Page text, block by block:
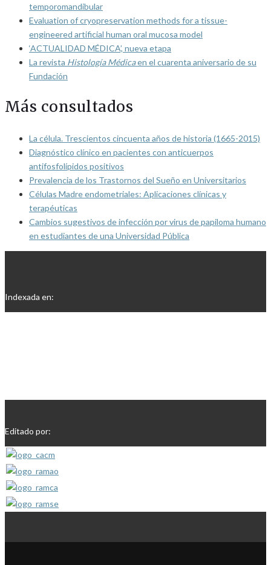
temporomandibular
Evaluation of cryopreservation methods for a tissue-
engineered artificial human oral mucosa model
‘ACTUALIDAD MÉDICA’, nueva etapa
La revista Histología Médicaen el cuarenta aniversario de su
Fundación
Más consultados
La célula. Trescientos cincuenta años de historia (1665-2015)
Diagnóstico clínico en pacientes con anticuerpos
antifosfolípidos positivos
Prevalencia de los Trastornos del Sueño en Universitarios
Células Madre endometriales: Aplicaciones clínicas y
terapéuticas
Cambios sugestivos de infección por virus de papiloma humano
en estudiantes de una Universidad Pública
Indexada en:
Editado por: